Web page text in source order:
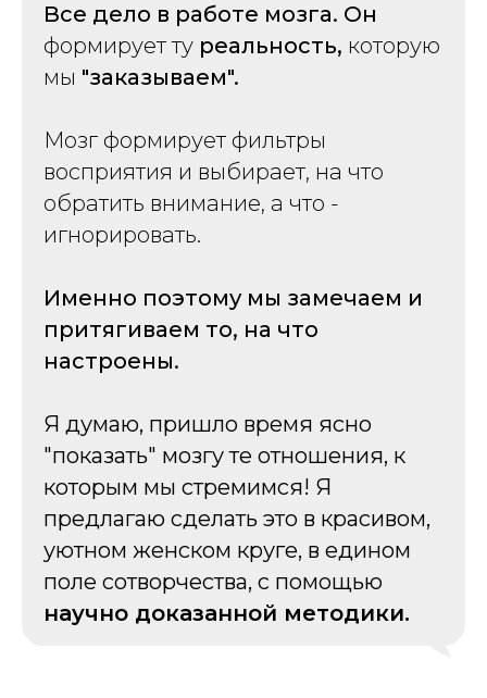
Все дело в работе мозга. Он
формирует ту реальность, которую
мы "заказываем".
Мозг формирует фильтры
восприятия и выбирает, на что
обратить внимание, а что -
игнорировать.
Именно поэтому мы замечаем и
притягиваем то, на что
настроены.
Я думаю, пришло время ясно
"показать" мозгу те отношения, к
которым мы стремимся! Я
предлагаю сделать это в красивом,
уютном женском круге, в едином
поле сотворчества, с помощью
научно доказанной методики.